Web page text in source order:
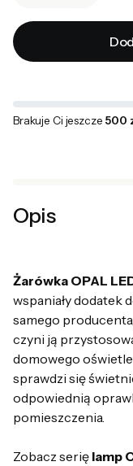
Brakuje Ci jeszcze 500
Opis
Żarówka OPAL
wspaniały dodatek
samego
czyni ją
domowego
sprawdzi się
odpowiednią
pomieszczenia.
Zobacz serię lamp